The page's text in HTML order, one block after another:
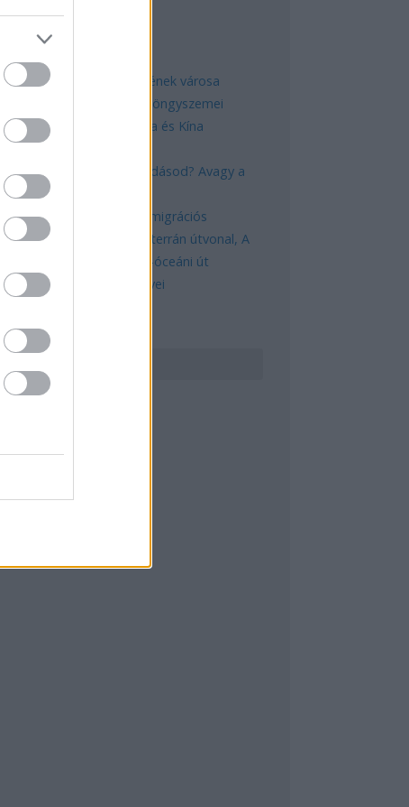
LEGNÉPSZERŰBB
Manaus: a dzsungel szívének városa
Magyarország rejtett gyöngyszemei
Az egygyermekes politika és Kína
Mik alakítják a gondolkodásod? Avagy a
kognitív torzítások
A világ legveszélyesebb migrációs
útvonalai: A Közép-Mediterrán útvonal, A
Darién-régió és az Indiai-óceáni út
A közlekedés mérföldkövei
KERESÉS